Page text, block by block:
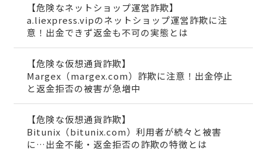
【危険なネットショップ運営詐欺】
a.liexpress.vipのネットショップ運営詐欺に注
意！出金できず返金も不可の実態とは
【危険な仮想通貨詐欺】
Margex（margex.com）詐欺に注意！出金停止
と返金拒否の被害が急増中
【危険な仮想通貨詐欺】
Bitunix（bitunix.com）利用者が続々と被害
に…出金不能・返金拒否の詐欺の特徴とは